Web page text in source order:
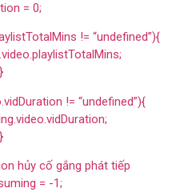
= 0;
!= “undefined”){
}
!= “undefined”){
}
hủy cố gắng phát tiếp
= -1;